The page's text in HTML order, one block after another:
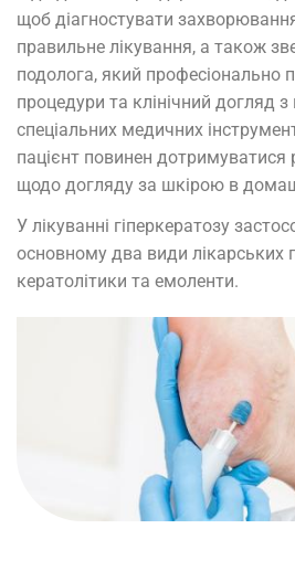
щоб діагностувати
правильне лікування, а також
подолога, який професіонально
процедури та клінічний догляд
спеціальних медичних
пацієнт повинен дотримуватися
щодо догляду за шкірою в
У лікуванні гіперкератозу
основному два види лікарських
кератолітики та емоленти.